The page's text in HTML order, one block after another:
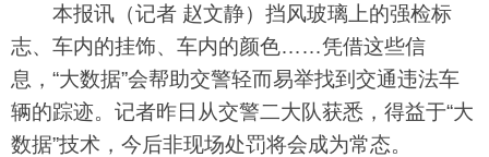
本报讯（记者 赵文静）挡风玻璃上的强检标
志、车内的挂饰、车内的颜色……凭借这些信
息，“大数据”会帮助交警轻而易举找到交通违法车
辆的踪迹。记者昨日从交警二大队获悉，得益于“大
数据”技术，今后非现场处罚将会成为常态。